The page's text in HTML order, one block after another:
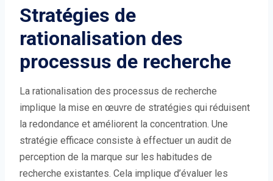
Stratégies de
rationalisation des
processus de recherche
La rationalisation des processus de recherche
implique la mise en œuvre de stratégies qui réduisent
la redondance et améliorent la concentration. Une
stratégie efficace consiste à effectuer un audit de
perception de la marque sur les habitudes de
recherche existantes. Cela implique d’évaluer les